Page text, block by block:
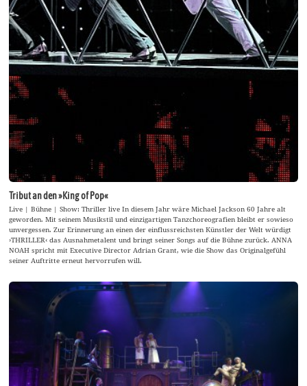
Tribut an den »King of Pop«
Live | Bühne | Show: Thriller live In diesem Jahr wäre Michael Jackson 60 Jahre alt
geworden. Mit seinem Musikstil und einzigartigen Tanzchoreografien bleibt er sowieso
unvergessen. Zur Erinnerung an einen der einflussreichsten Künstler der Welt würdigt
›THRILLER‹ das Ausnahmetalent und bringt seiner Songs auf die Bühne zurück. ANNA
NOAH spricht mit Executive Director Adrian Grant, wie die Show das Originalgefühl
seiner Auftritte erneut hervorrufen will.